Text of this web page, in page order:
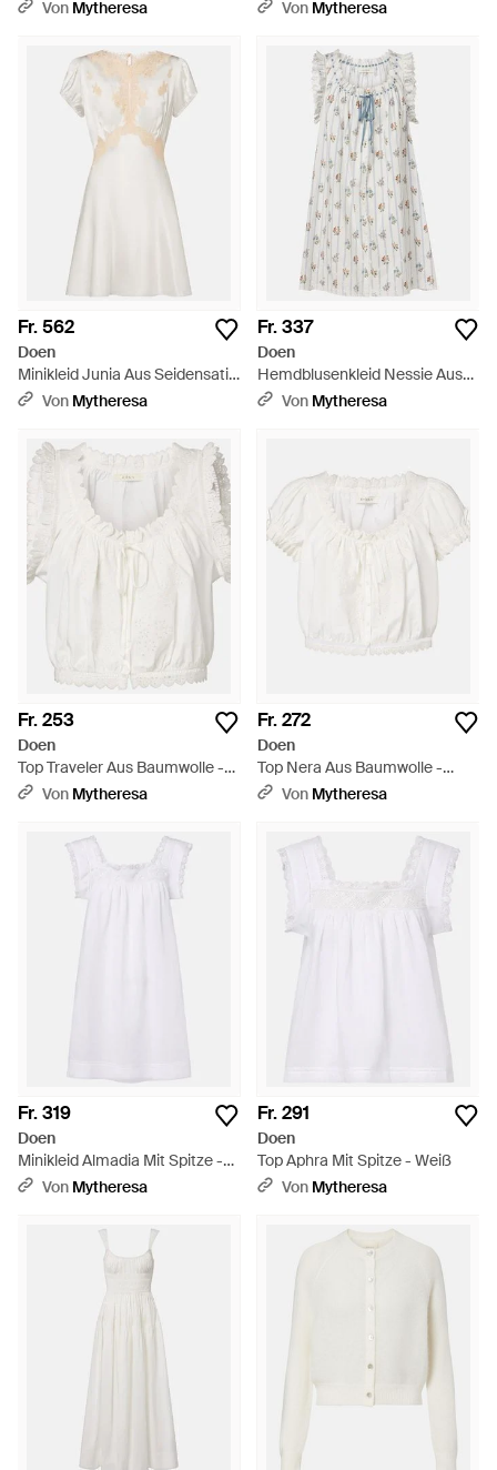
Von Mytheresa Von Mytheresa
Fr. 562
Doen
Minikleid Junia Aus Seidensatin
Mit Spitze - Weiß
Von Mytheresa
Fr. 337
Doen
Hemdblusenkleid Nessie Aus
Baumwolle - Weiß
Von Mytheresa
Fr. 253
Doen
Top Traveler Aus Baumwolle -
WeißVon Mytheresa
Fr. 272
Doen
Top Nera Aus Baumwolle -
WeißVon Mytheresa
Fr. 319
Doen
Minikleid Almadia Mit Spitze -
WeißVon Mytheresa
Fr. 291
Doen
Top Aphra Mit Spitze - Weiß
Von Mytheresa